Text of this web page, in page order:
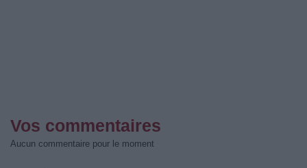
Vos commentaires
Aucun commentaire pour le moment